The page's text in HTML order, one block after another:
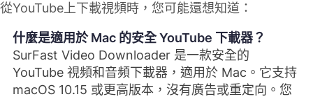
從YouTube上下載視頻時，您可能還想知道：
什麼是適用於 Mac 的安全 YouTube 下載器？
SurFast Video Downloader 是一款安全的
YouTube 視頻和音頻下載器，適用於 Mac。它支持
macOS 10.15 或更高版本，沒有廣告或重定向。您